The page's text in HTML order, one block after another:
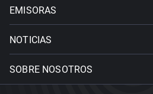
EMISORAS
NOTICIAS
SOBRE NOSOTROS